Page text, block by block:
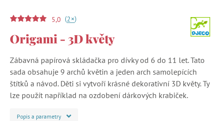
5,0 (2+)
Origami - 3D květy
Zábavná papírová skládačka pro dívky od 6 do 11 let. Tato
sada obsahuje 9 archů květin a jeden arch samolepících
štítků a návod. Děti si vytvoří krásné dekorativní 3D květy. Ty
lze použít například na ozdobení dárkových krabiček.
Popis a parametry